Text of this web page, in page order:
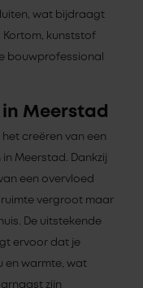
wat bijdraagt
kunststof
bouwprofessional
Meerstad
creëren van een
Meerstad. Dankzij
een overvloed
vergroot maar
De uitstekende
ervoor dat je
en warmte, wat
zijn